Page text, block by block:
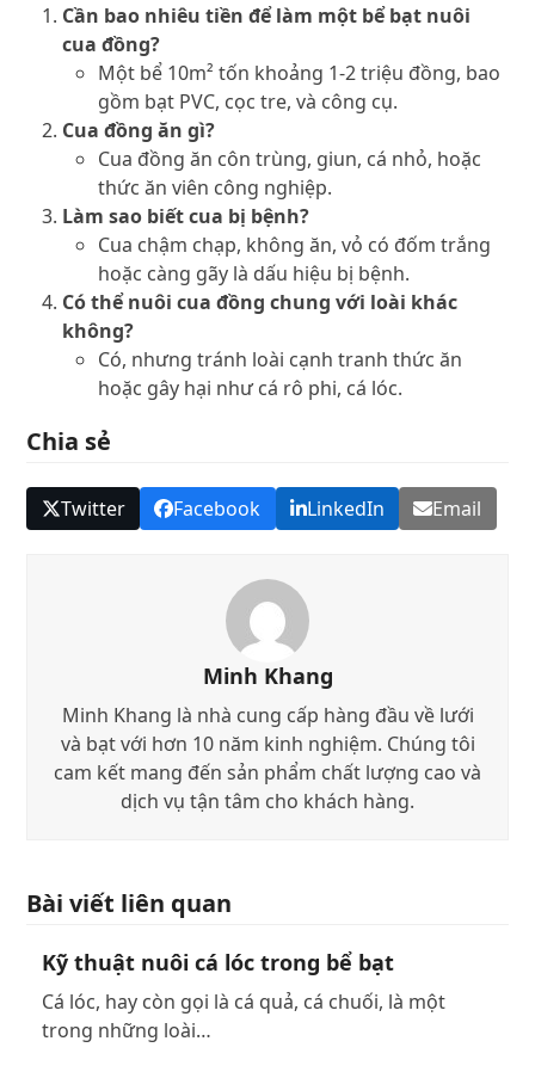
Cần bao nhiêu tiền để làm một bể bạt nuôi
cua đồng?
Một bể 10m² tốn khoảng 1-2 triệu đồng, bao
gồm bạt PVC, cọc tre, và công cụ.
Cua đồng ăn gì?
Cua đồng ăn côn trùng, giun, cá nhỏ, hoặc
thức ăn viên công nghiệp.
Làm sao biết cua bị bệnh?
Cua chậm chạp, không ăn, vỏ có đốm trắng
hoặc càng gãy là dấu hiệu bị bệnh.
Có thể nuôi cua đồng chung với loài khác
không?
Có, nhưng tránh loài cạnh tranh thức ăn
hoặc gây hại như cá rô phi, cá lóc.
Chia sẻ
Twitter Facebook LinkedIn Email
Minh Khang
Minh Khang là nhà cung cấp hàng đầu về lưới
và bạt với hơn 10 năm kinh nghiệm. Chúng tôi
cam kết mang đến sản phẩm chất lượng cao và
dịch vụ tận tâm cho khách hàng.
Bài viết liên quan
Kỹ thuật nuôi cá lóc trong bể bạt
Cá lóc, hay còn gọi là cá quả, cá chuối, là một
trong những loài…